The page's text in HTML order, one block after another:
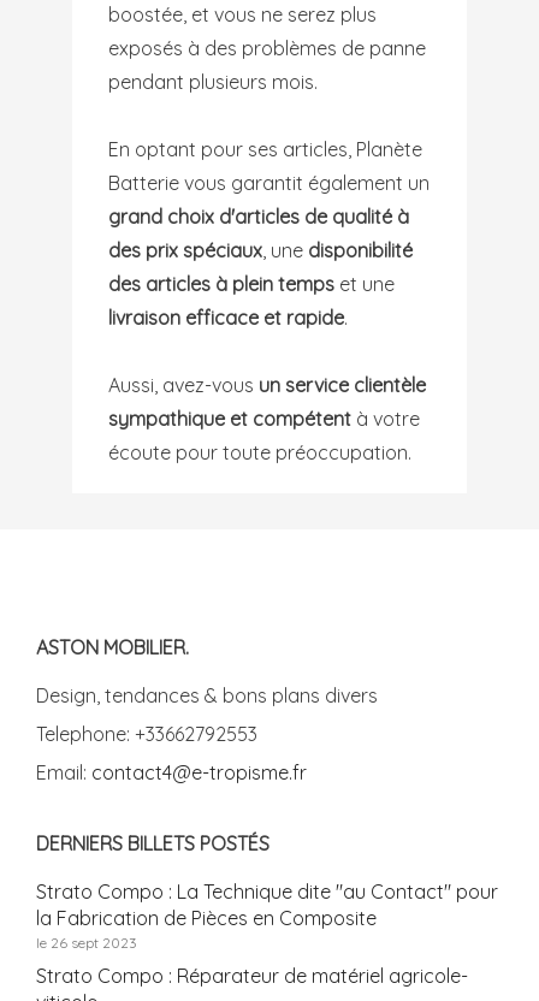
boostée, et vous ne serez plus
exposés à des problèmes de panne
pendant plusieurs mois.
En optant pour ses articles, Planète
Batterie vous garantit également un
grand choix d'articles de qualité à
des prix spéciaux , une disponibilité
des articles à plein temps et une
livraison efficace et rapide.
Aussi, avez-vous un service clientèle
sympathique et compétent à votre
écoute pour toute préoccupation.
ASTON MOBILIER.
Design, tendances & bons plans divers
Telephone: +33662792553
Email: contact4@e-tropisme.fr
DERNIERS BILLETS POSTÉS
Strato Compo : La Technique dite "au Contact" pour
la Fabrication de Pièces en Composite
le 26 sept 2023
Strato Compo : Réparateur de matériel agricole-